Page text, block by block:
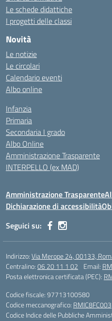
Le schede didattiche
I progetti delle classi
Novità
Le notizie
Le circolari
Calendario eventi
Albo online
Infanzia
Primaria
Secondaria I grado
Albo Online
Amministrazione Trasparente
INTERPELLO (ex MAD)
Amministrazione Trasparente
Dichiarazione di accessibilità
Seguici su:
Indirizzo:Via Merope 24, 00133,
Centralino:06 20 11 1 02 Email:
Posta elettronica certificata (PEC):
Codice fiscale: 97713100580
Codice meccanografico: RMIC8FC003
Codice Indice delle Pubbliche